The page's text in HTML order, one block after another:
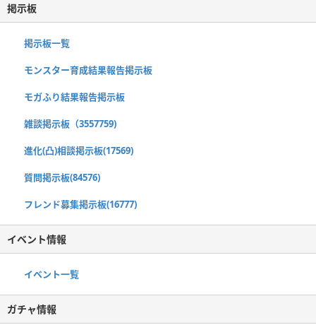
掲示板
掲示板一覧
モンスター育成結果報告掲示板
モガふり結果報告掲示板
雑談掲示板（3557759)
進化(凸)相談掲示板(17569)
質問掲示板(84576)
フレンド募集掲示板(16777)
イベント情報
イベント一覧
ガチャ情報